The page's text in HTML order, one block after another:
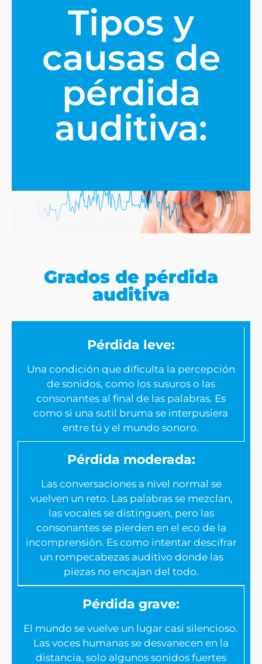
Tipos y
causas de
pérdida
auditiva:
Grados de pérdida
auditiva
Pérdida leve:
Una condición que dificulta la percepción
de sonidos, como los susuros o las
consonantes al final de las palabras. Es
como si una sutil bruma se interpusiera
entre tú y el mundo sonoro.
Pérdida moderada:
Las conversaciones a nivel normal se
vuelven un reto. Las palabras se mezclan,
las vocales se distinguen, pero las
consonantes se pierden en el eco de la
incomprensión. Es como intentar descifrar
un rompecabezas auditivo donde las
piezas no encajan del todo.
Pérdida grave:
El mundo se vuelve un lugar casi silencioso.
Las voces humanas se desvanecen en la
distancia, solo algunos sonidos fuertes